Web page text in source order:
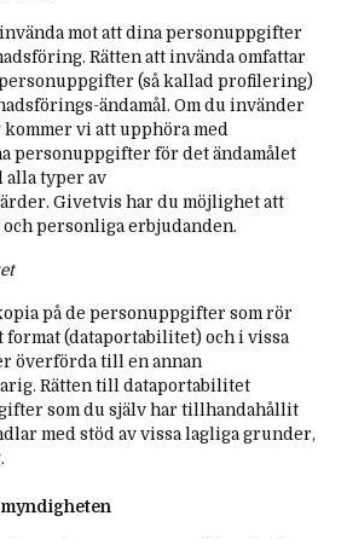
mot att dina personuppgifter
Rätten att invända omfattar
personuppgifter (så kallad profilering)
ändamål. Om du invänder
vi att upphöra med
personuppgifter för det ändamålet
alla typer av
Givetvis har du möjlighet att
personliga erbjudanden.
på de personuppgifter som rör
(dataportabilitet) och i vissa
överförda till en annan
Rätten till dataportabilitet
som du själv har tillhandahållit
med stöd av vissa lagliga grunder,